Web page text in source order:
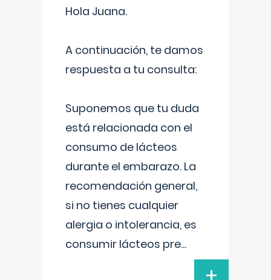
Hola Juana.
A continuación, te damos
respuesta a tu consulta:
Suponemos que tu duda
está relacionada con el
consumo de lácteos
durante el embarazo. La
recomendación general,
si no tienes cualquier
alergia o intolerancia, es
consumir lácteos pre...